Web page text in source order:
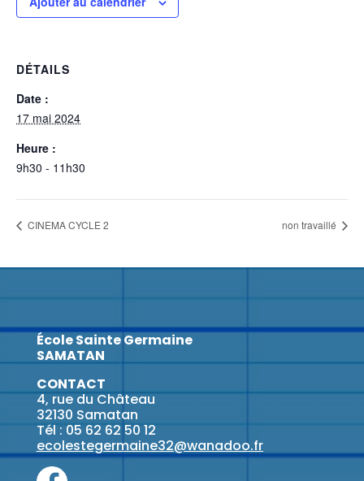
DÉTAILS
Date :
17 mai 2024
Heure :
9h30 - 11h30
CINEMA CYCLE 2 non travaillé
École Sainte Germaine
SAMATAN
CONTACT
4, rue du Château
32130 Samatan
Tél : 05 62 62 50 12
ecolestegermaine32@wanadoo.fr